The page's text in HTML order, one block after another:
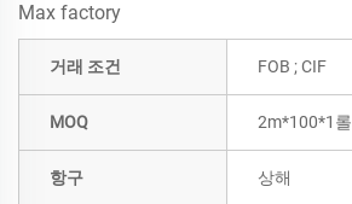
거래 조건 FOB ; CIF
MOQ 2m*100*1롤
항구 상해